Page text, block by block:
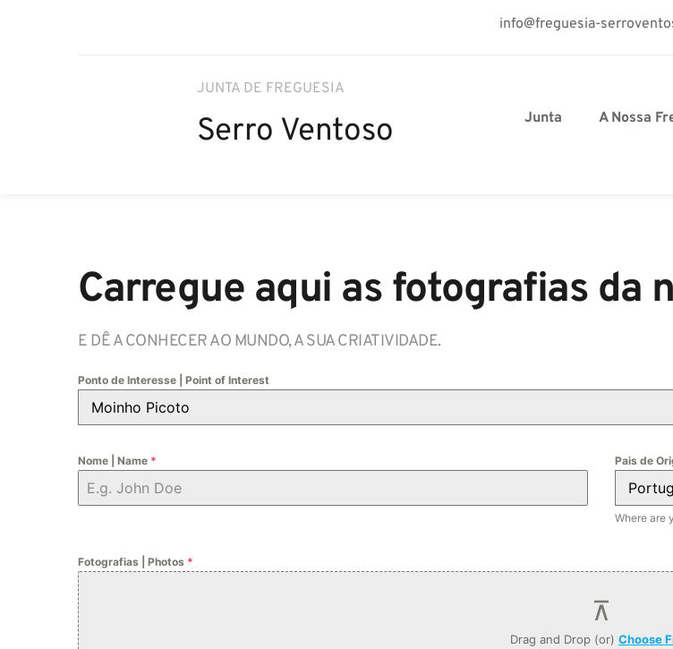
info@freguesia-
JUNTA DE FREGUESIA
Serro Ventoso Junta A Nossa
Carregue aqui as fotografias da
E DÊ A CONHECER AO MUNDO, A SUA CRIATIVIDADE.
Ponto de Interesse | Point of Interest
Moinho Picoto
Nome | Name * Pais de
Where are
Fotografias | Photos *
Drag and Drop (or) Choose